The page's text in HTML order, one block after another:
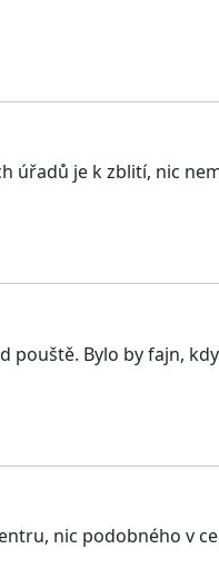
úřadů je k zblití, nic
Bylo by fajn,
nic podobného v